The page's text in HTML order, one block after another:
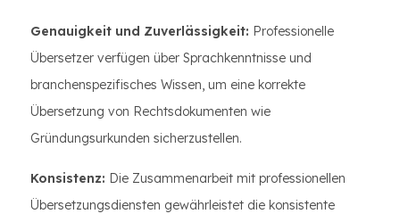
Genauigkeit und Zuverlässigkeit: Professionelle
Übersetzer verfügen über Sprachkenntnisse und
branchenspezifisches Wissen, um eine korrekte
Übersetzung von Rechtsdokumenten wie
Gründungsurkunden sicherzustellen.
Konsistenz: Die Zusammenarbeit mit professionellen
Übersetzungsdiensten gewährleistet die konsistente